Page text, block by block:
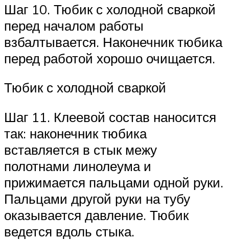
Шаг 10. Тюбик с холодной сваркой
перед началом работы
взбалтывается. Наконечник тюбика
перед работой хорошо очищается.
Тюбик с холодной сваркой
Шаг 11. Клеевой состав наносится
так: наконечник тюбика
вставляется в стык межу
полотнами линолеума и
прижимается пальцами одной руки.
Пальцами другой руки на тубу
оказывается давление. Тюбик
ведется вдоль стыка.